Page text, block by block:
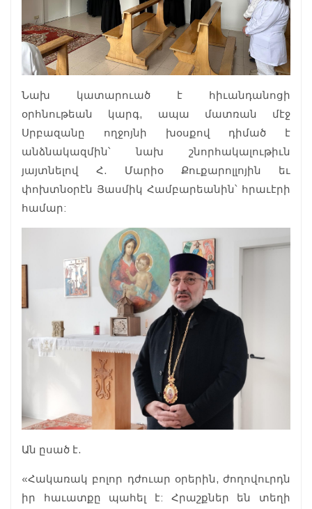
Նախ կատարուած է հիւանդանոցի
օրհնութեան կարգ, ապա մատռան մէջ
Սրբազանը ողջոյնի խօսքով դիմած է
անձնակազմին՝ նախ շնորհակալութիւն
յայտնելով Հ. Մարիօ Քուքարոլլոյին եւ
փոխտնօրէն Յասմիկ Համբարեանին՝ հրաւէրի
համար:
Ան ըսած է.
«Հակառակ բոլոր դժուար օրերին, ժողովուրդն
իր հաւատքը պահել է: Հրաշքներ են տեղի